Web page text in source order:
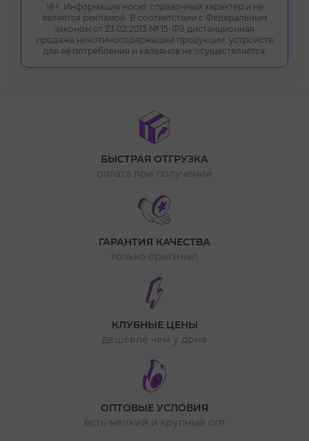
18+. Информация носит справочный характер и не
является рекламой. В соответствии с Федеральным
законом от 23.02.2013 № 15-ФЗ дистанционная
продажа никотиносодержащей продукции, устройств
для её потребления и кальянов не осуществляется.
БЫСТРАЯ ОТГРУЗКА
оплата при получении
ГАРАНТИЯ КАЧЕСТВА
только оригинал
КЛУБНЫЕ ЦЕНЫ
дешевле чем у дома
ОПТОВЫЕ УСЛОВИЯ
есть мелкий и крупный опт